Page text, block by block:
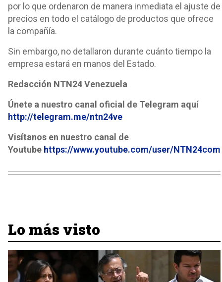
por lo que ordenaron de manera inmediata el ajuste de
precios en todo el catálogo de productos que ofrece
la compañía.
Sin embargo, no detallaron durante cuánto tiempo la
empresa estará en manos del Estado.
Redacción NTN24 Venezuela
Únete a nuestro canal oficial de Telegram aquí
http://telegram.me/ntn24ve
Visítanos en nuestro canal de
Youtube https://www.youtube.com/user/NTN24com
Lo más visto